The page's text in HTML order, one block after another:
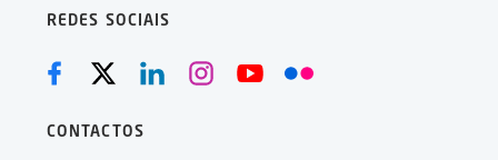
REDES SOCIAIS
CONTACTOS